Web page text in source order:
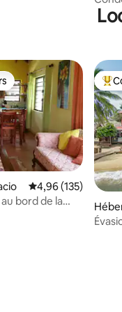
Évaluation
4,96 (135)
bord de la